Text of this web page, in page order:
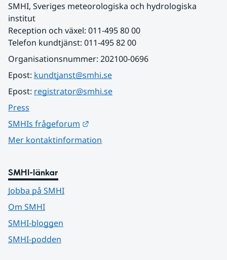
SMHI, Sveriges meteorologiska och hydrologiska
institut
Reception och växel: 011-495 80 00
Telefon kundtjänst: 011-495 82 00
Organisationsnummer: 202100-0696
Epost: kundtjanst@smhi.se
Epost: registrator@smhi.se
Press
SMHIs frågeforum
Mer kontaktinformation
SMHI-länkar
Jobba på SMHI
Om SMHI
SMHI-bloggen
SMHI-podden